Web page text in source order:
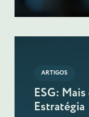
ARTIGOS
ESG:
Estratégia